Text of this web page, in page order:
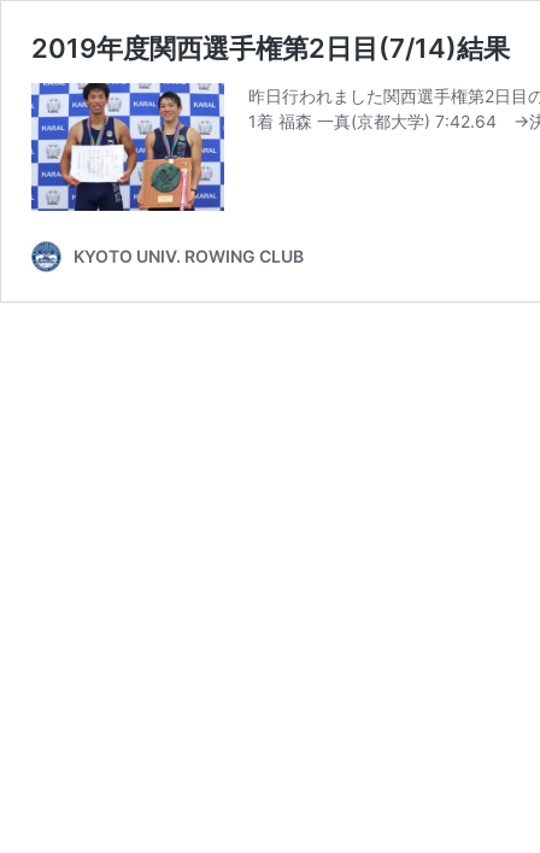
2019年度関西選手権第2日目(7/14)結果
昨日行われました関西選手権第2日
1着 福森 一真(京都大学) 7:42.64 →
KYOTO UNIV. ROWING CLUB